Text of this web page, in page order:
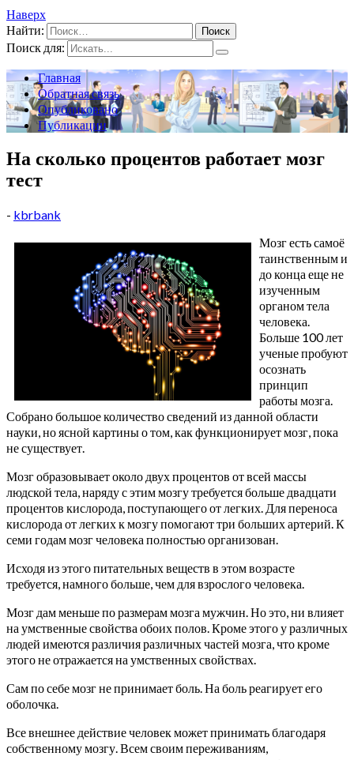
Наверх
Найти:
Поиск для:
Главная
Обратная связь
Опубликовано
Публикации
На сколько процентов работает мозг
тест
- kbrbank
Мозг есть самоё
таинственным и
до конца еще не
изученным
органом тела
человека.
Больше 100 лет
ученые пробуют
осознать
принцип
работы мозга.
Собрано большое количество сведений из данной области
науки, но ясной картины о том, как функционирует мозг, пока
не существует.
Мозг образовывает около двух процентов от всей массы
людской тела, наряду с этим мозгу требуется больше двадцати
процентов кислорода, поступающего от легких. Для переноса
кислорода от легких к мозгу помогают три больших артерий. К
семи годам мозг человека полностью организован.
Исходя из этого питательных веществ в этом возрасте
требуется, намного больше, чем для взрослого человека.
Мозг дам меньше по размерам мозга мужчин. Но это, ни влияет
на умственные свойства обоих полов. Кроме этого у различных
людей имеются различия различных частей мозга, что кроме
этого не отражается на умственных свойствах.
Сам по себе мозг не принимает боль. На боль реагирует его
оболочка.
Все внешнее действие человек может принимать благодаря
собственному мозгу. Всем своим переживаниям,